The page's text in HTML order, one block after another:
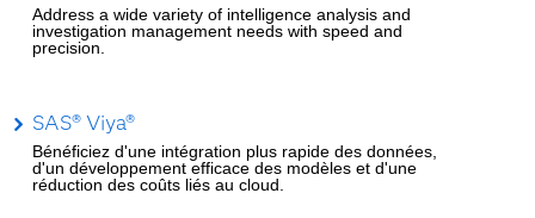
Address a wide variety of intelligence analysis and
investigation management needs with speed and
precision.
SAS® Viya®
Bénéficiez d'une intégration plus rapide des données,
d'un développement efficace des modèles et d'une
réduction des coûts liés au cloud.